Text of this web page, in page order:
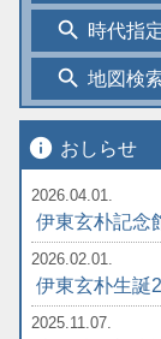
search 時代指
search 地図検
info おしらせ
2026.04.01.
伊東玄朴記念
2026.02.01.
伊東玄朴生誕
2025.11.07.